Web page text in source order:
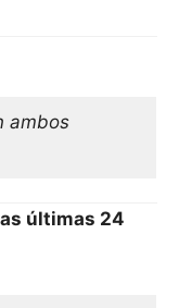
ambos
últimas 24